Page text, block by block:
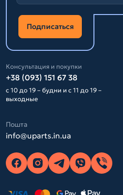
Подписаться
Консультация и покупки
+38 (093) 151 67 38
с 10 до 19 – будни и с 11 до 19 –
выходные
Пошта
info@uparts.in.ua